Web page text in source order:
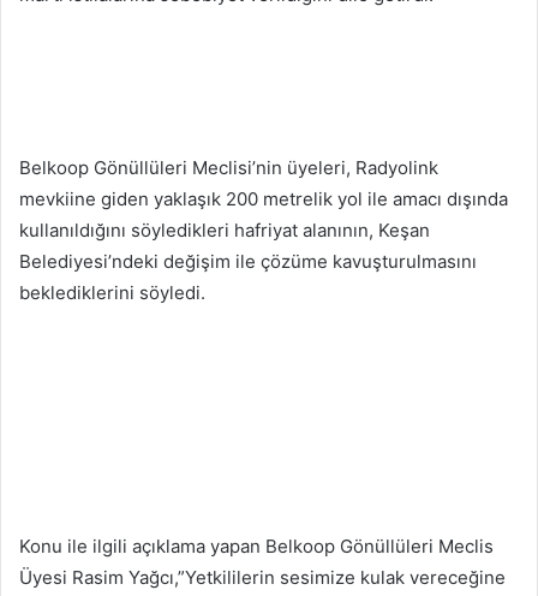
Belkoop Gönüllüleri Meclisi’nin üyeleri, Radyolink
mevkiine giden yaklaşık 200 metrelik yol ile amacı dışında
kullanıldığını söyledikleri hafriyat alanının, Keşan
Belediyesi’ndeki değişim ile çözüme kavuşturulmasını
beklediklerini söyledi.
Konu ile ilgili açıklama yapan Belkoop Gönüllüleri Meclis
Üyesi Rasim Yağcı,”Yetkililerin sesimize kulak vereceğine